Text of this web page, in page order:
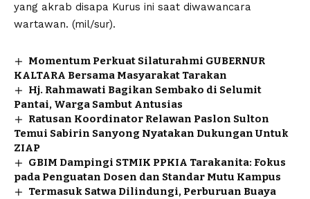
yang akrab disapa Kurus ini saat diwawancara
wartawan. (mil/sur).
Momentum Perkuat Silaturahmi GUBERNUR
KALTARA Bersama Masyarakat Tarakan
Hj. Rahmawati Bagikan Sembako di Selumit
Pantai, Warga Sambut Antusias
Ratusan Koordinator Relawan Paslon Sulton
Temui Sabirin Sanyong Nyatakan Dukungan Untuk
ZIAP
GBIM Dampingi STMIK PPKIA Tarakanita: Fokus
pada Penguatan Dosen dan Standar Mutu Kampus
Termasuk Satwa Dilindungi, Perburuan Buaya